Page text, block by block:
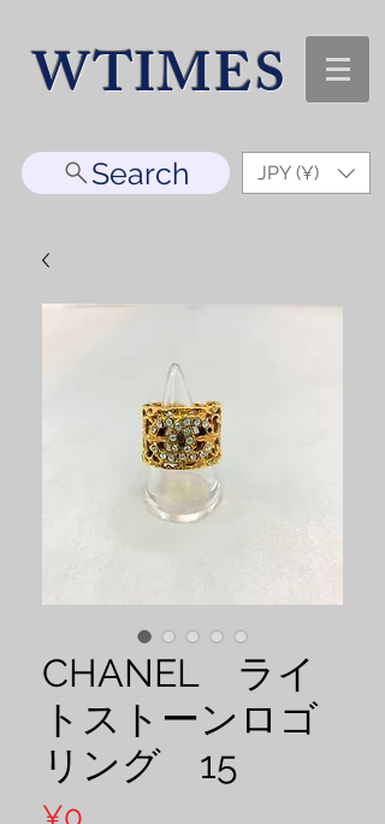
WTIMES
Search JPY (¥)
CHANEL ライ
トストーンロゴ
リング 15
¥0